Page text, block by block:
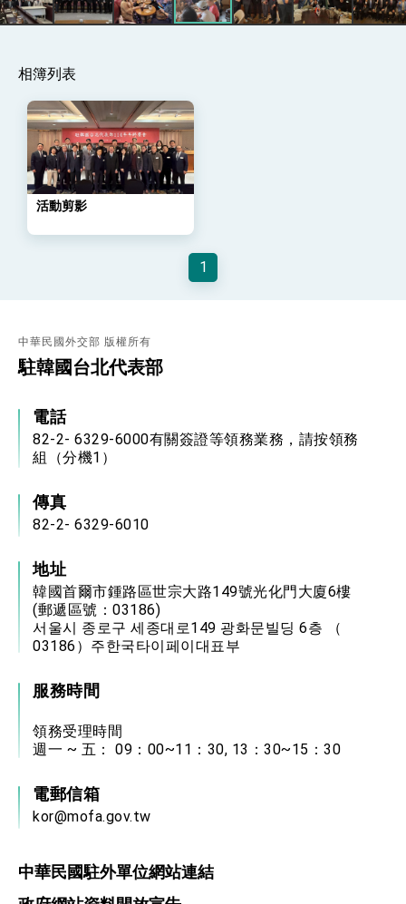
卓揆：臺美關稅談判階段性結果有助臺灣取得有
利戰略地位 全力支持「臺美對等貿易協定」簽署
民調顯示多數國人滿意政府外交表現，高度支持
「總合外交」與台歐美日關係深化
總統以「韌性之島，希望之光」為題發表2026新
年談話
總統主持「守護民主台灣國安行動方案」記者
變局中 奮起的新臺灣 總統發表國慶演說
總統發表執政周年談話 盼面對未來挑戰 堅持
團結 迎風轉型 穩健前行
總統重要談話
外交部重要言論
相簿列表
活動剪影
1
中華民國外交部 版權所有
駐韓國台北代表部
電話
82-2- 6329-6000有關簽證等領務業務，請按領務
組（分機1）
傳真
82-2- 6329-6010
地址
韓國首爾市鍾路區世宗大路149號光化門大廈6樓
(郵遞區號：03186)
서울시 종로구 세종대로149 광화문빌딩 6층 （
03186）주한국타이페이대표부
服務時間
領務受理時間
週一 ~ 五： 09：00~11：30, 13：30~15：30
電郵信箱
kor@mofa.gov.tw
中華民國駐外單位網站連結